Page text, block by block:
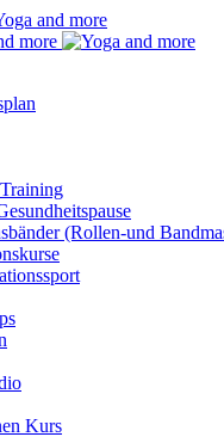
(Rollen-und
Kurs